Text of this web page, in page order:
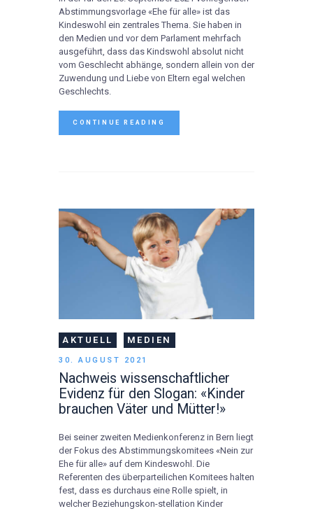
Abstimmungsvorlage «Ehe für alle» ist das
Kindeswohl ein zentrales Thema. Sie haben in
den Medien und vor dem Parlament mehrfach
ausgeführt, dass das Kindswohl absolut nicht
vom Geschlecht abhänge, sondern allein von der
Zuwendung und Liebe von Eltern egal welchen
Geschlechts.
CONTINUE READING
AKTUELL MEDIEN
30. AUGUST 2021
Nachweis wissenschaftlicher
Evidenz für den Slogan: «Kinder
brauchen Väter und Mütter!»
Bei seiner zweiten Medienkonferenz in Bern liegt
der Fokus des Abstimmungskomitees «Nein zur
Ehe für alle» auf dem Kindeswohl. Die
Referenten des überparteilichen Komitees halten
fest, dass es durchaus eine Rolle spielt, in
welcher Beziehungskon-stellation Kinder